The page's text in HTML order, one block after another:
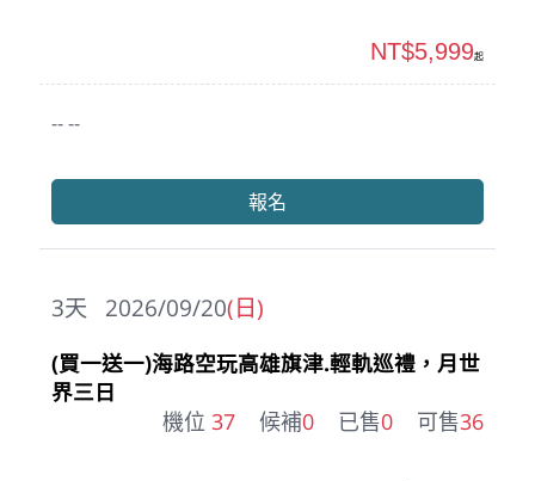
-- --
NT$5,999起
報名
2026/09/20(日)
3天
(買一送一)海路空玩高雄旗津.輕軌巡禮，月世
界三日
機位 37 候補0 已售0 可售36